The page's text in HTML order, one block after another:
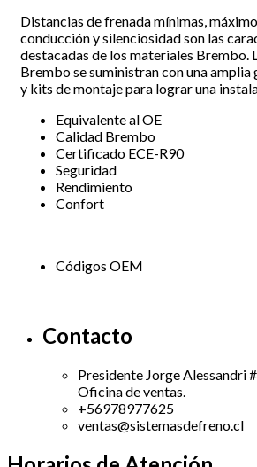
Distancias de frenada mínimas,
conducción y silenciosidad son las
destacadas de los materiales Brembo.
Brembo se suministran con una amplia
y kits de montaje para lograr una
Equivalente al OE
Calidad Brembo
Certificado ECE-R90
Seguridad
Rendimiento
Confort
Códigos OEM
Contacto
Presidente Jorge Alessandri
Oficina de ventas.
+56978977625
ventas@sistemasdefreno.cl